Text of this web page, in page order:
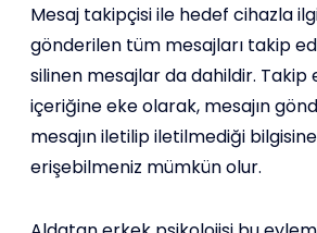
Mesaj takipçisi ile hedef cihazla
gönderilen tüm mesajları takip
silinen mesajlar da dahildir. Takip
içeriğine eke olarak, mesajın
mesajın iletilip iletilmediği
erişebilmeniz mümkün olur.